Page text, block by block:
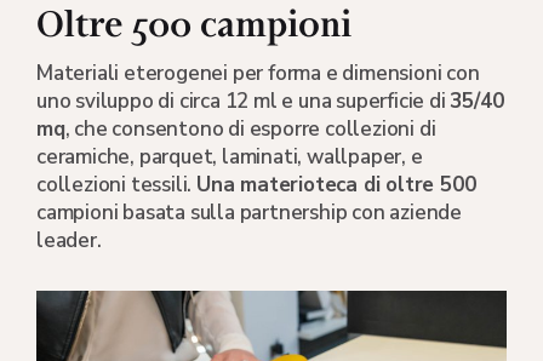
Oltre 500 campioni
Materiali eterogenei per forma e dimensioni con
uno sviluppo di circa 12 ml e una superficie di 35/40
mq, che consentono di esporre collezioni di
ceramiche, parquet, laminati, wallpaper, e
collezioni tessili. Una materioteca di oltre 500
campioni basata sulla partnership con aziende
leader.